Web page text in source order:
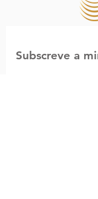
Subscreve a